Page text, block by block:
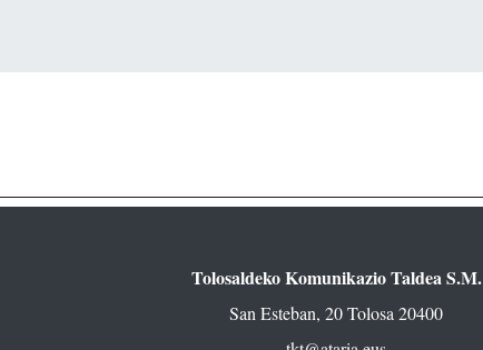
Tolosaldeko Komunikazio Taldea S.M.
San Esteban, 20 Tolosa 20400